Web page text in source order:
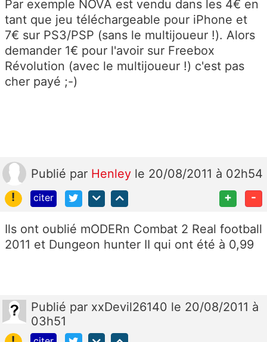
Par exemple NOVA est vendu dans les 4€ en
tant que jeu téléchargeable pour iPhone et
7€ sur PS3/PSP (sans le multijoueur !). Alors
demander 1€ pour l'avoir sur Freebox
Révolution (avec le multijoueur !) c'est pas
cher payé ;-)
Publié par Henley le 20/08/2011 à 02h54
!
citer + -
Ils ont oublié mODERn Combat 2 Real football
2011 et Dungeon hunter II qui ont été à 0,99
Publié par xxDevil26140 le 20/08/2011 à
03h51